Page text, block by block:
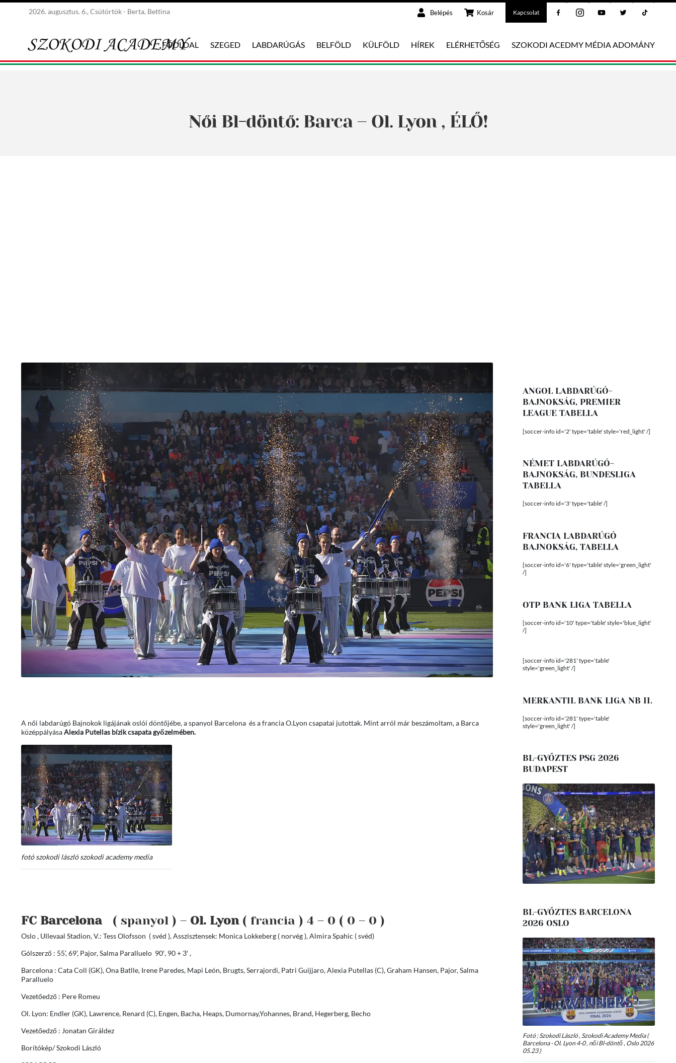
2026. augusztus. 6., Csütörtök - Berta, Bettina Belépés Kosár Kapcsolat
FŐOLDAL SZEGED LABDARÚGÁS BELFÖLD KÜLFÖLD HÍREK ELÉRHETŐSÉG SZOKODI ACEDMY MÉDIA ADOMÁNY
Női Bl-döntő: Barca – Ol. Lyon , ÉLŐ!
A női labdarúgó Bajnokok ligájának oslói döntőjébe, a spanyol Barcelona és a francia O.Lyon csapatai jutottak. Mint arról már beszámoltam, a Barca
középpályásaAlexia Putellas bízik csapata győzelmében.
fotó szokodi lászló szokodi academy media
FC Barcelona( spanyol ) – Ol. Lyon( francia ) 4 – 0 ( 0 – 0 )
Oslo , Ullevaal Stadion, V.: Tess Olofsson ( svéd ), Asszisztensek: Monica Lokkeberg ( norvég ), Almira Spahic ( svéd)
Gólszerző : 55’, 69’, Pajor, Salma Paralluelo 90′, 90 + 3′ ,
Barcelona : Cata Coll (GK), Ona Batlle, Irene Paredes, Mapi León, Brugts, Serrajordi, Patri Guijjaro, Alexia Putellas (C), Graham Hansen, Pajor, Salma
Paralluelo
Vezetőedző : Pere Romeu
Ol. Lyon: Endler (GK), Lawrence, Renard (C), Engen, Bacha, Heaps, Dumornay,Yohannes, Brand, Hegerberg, Becho
Vezetőedző : Jonatan Giráldez
Borítókép/ Szokodi László
ANGOL LABDARÚGÓ-
BAJNOKSÁG, PREMIER
LEAGUE TABELLA
[soccer-info id='2' type='table' style='red_light' /]
NÉMET LABDARÚGÓ-
BAJNOKSÁG, BUNDESLIGA
TABELLA
[soccer-info id='3' type='table' /]
FRANCIA LABDARÚGÓ
BAJNOKSÁG, TABELLA
[soccer-info id='6' type='table' style='green_light'
/]
OTP BANK LIGA TABELLA
[soccer-info id='10' type='table' style='blue_light'
/]
[soccer-info id='281' type='table'
style='green_light' /]
MERKANTIL BANK LIGA NB II.
[soccer-info id='281' type='table'
style='green_light' /]
BL-GYŐZTES PSG 2026
BUDAPEST
BL-GYŐZTES BARCELONA
2026 OSLO
Fotó : Szokodi László , Szokodi Academy Media (
Barcelona - Ol. Lyon 4-0 , női Bl-döntő , Oslo 2026
05.23 )